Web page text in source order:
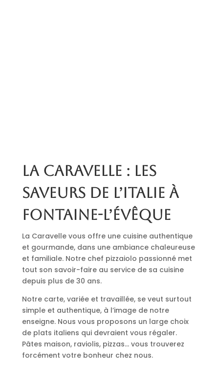
La Caravelle : les
saveurs de l’Italie à
Fontaine-l’Évêque
La Caravelle vous offre une cuisine authentique
et gourmande, dans une ambiance chaleureuse
et familiale. Notre chef pizzaiolo passionné met
tout son savoir-faire au service de sa cuisine
depuis plus de 30 ans.
Notre carte, variée et travaillée, se veut surtout
simple et authentique, à l’image de notre
enseigne. Nous vous proposons un large choix
de plats italiens qui devraient vous régaler.
Pâtes maison, raviolis, pizzas… vous trouverez
forcément votre bonheur chez nous.